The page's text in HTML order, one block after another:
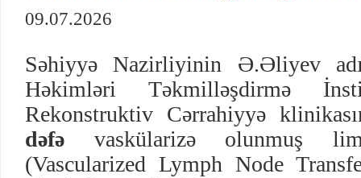
09.07.2026
Səhiyyə Nazirliyinin Ə.Əliyev
Həkimləri Təkmilləşdirmə
Rekonstruktiv Cərrahiyyə
dəfə vaskülarizə olunmuş
(Vascularized Lymph Node